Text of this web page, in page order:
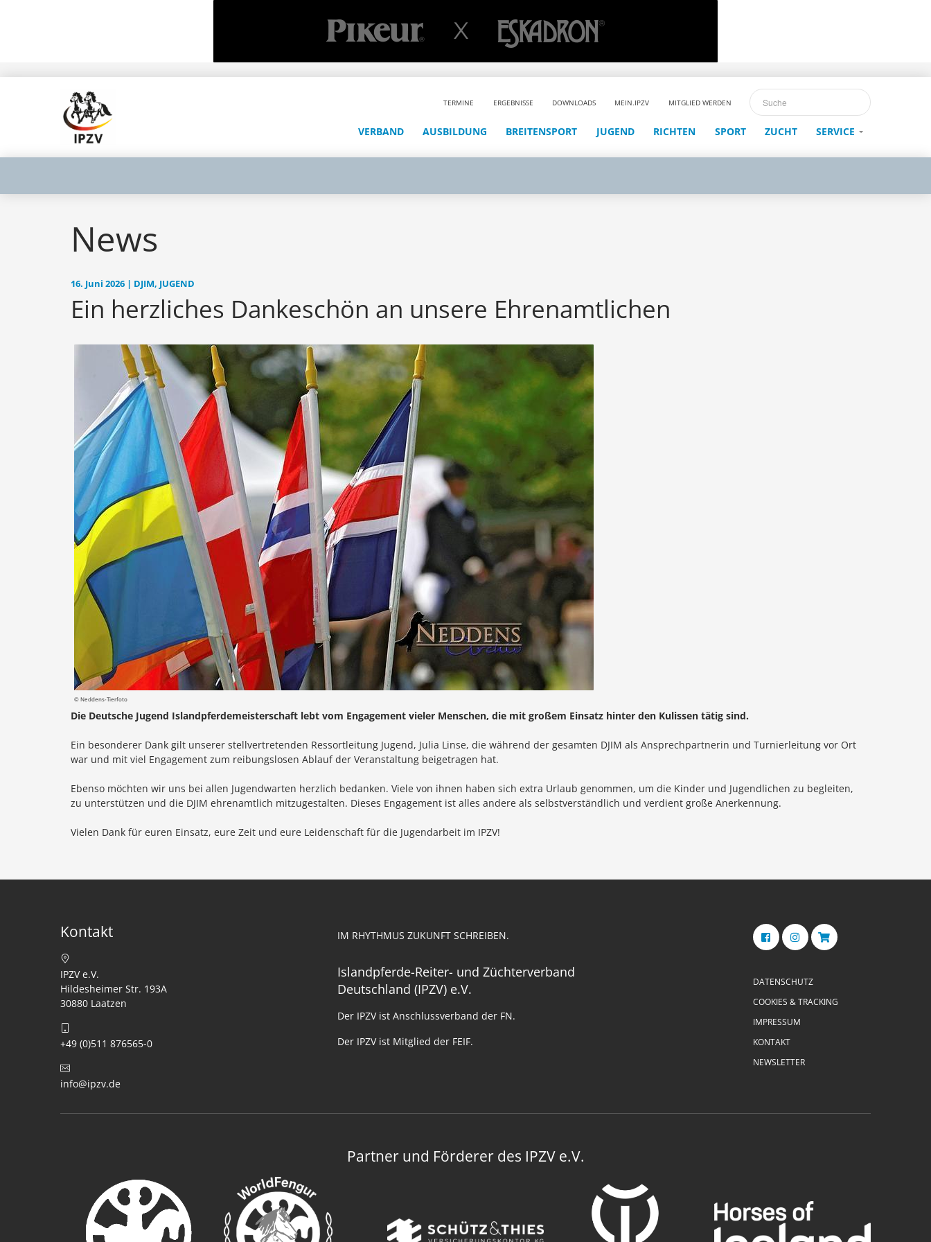
TERMINE ERGEBNISSE DOWNLOADS MEIN.IPZV MITGLIED WERDEN
VERBAND AUSBILDUNG BREITENSPORT JUGEND RICHTEN SPORT ZUCHT SERVICE
News
16. Juni 2026 | DJIM, JUGEND
Ein herzliches Dankeschön an unsere Ehrenamtlichen
© Neddens-Tierfoto
Die Deutsche Jugend Islandpferdemeisterschaft lebt vom Engagement vieler Menschen, die mit großem Einsatz hinter den Kulissen tätig sind.
Ein besonderer Dank gilt unserer stellvertretenden Ressortleitung Jugend, Julia Linse, die während der gesamten DJIM als Ansprechpartnerin und Turnierleitung vor Ort
war und mit viel Engagement zum reibungslosen Ablauf der Veranstaltung beigetragen hat.
Ebenso möchten wir uns bei allen Jugendwarten herzlich bedanken. Viele von ihnen haben sich extra Urlaub genommen, um die Kinder und Jugendlichen zu begleiten,
zu unterstützen und die DJIM ehrenamtlich mitzugestalten. Dieses Engagement ist alles andere als selbstverständlich und verdient große Anerkennung.
Vielen Dank für euren Einsatz, eure Zeit und eure Leidenschaft für die Jugendarbeit im IPZV!
Kontakt
IPZV e.V.
Hildesheimer Str. 193A
30880 Laatzen
+49 (0)511 876565-0
info@ipzv.de
IM RHYTHMUS ZUKUNFT SCHREIBEN.
Islandpferde-Reiter- und Züchterverband
Deutschland (IPZV) e.V.
Der IPZV ist Anschlussverband der FN.
Der IPZV ist Mitglied der FEIF.
DATENSCHUTZ
COOKIES & TRACKING
IMPRESSUM
KONTAKT
NEWSLETTER
Partner und Förderer des IPZV e.V.